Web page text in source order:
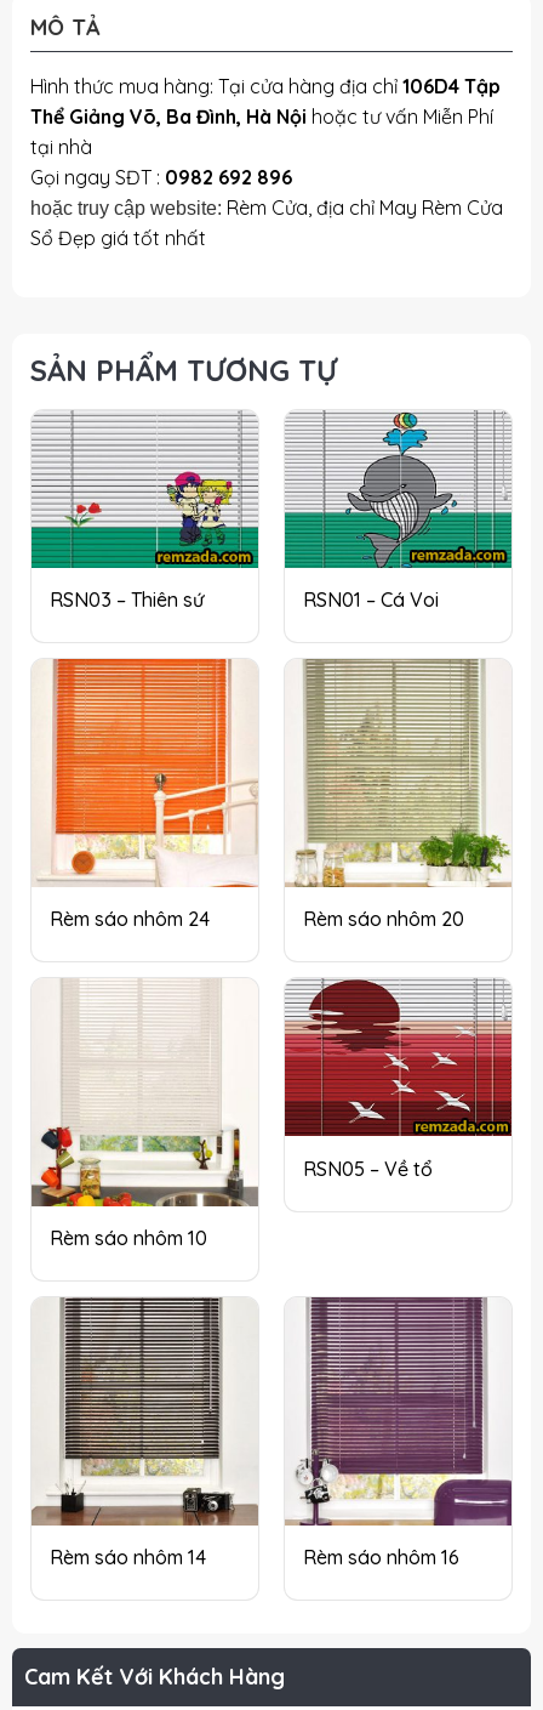
Cam Kết Với Khách Hàng
MÔ TẢ
Hình thức mua hàng: Tại cửa hàng địa chỉ 106D4 Tập
Thể Giảng Võ, Ba Đình, Hà Nội hoặc tư vấn Miễn Phí
tại nhà
Gọi ngay SĐT : 0982 692 896
hoặc truy cập website: Rèm Cửa, địa chỉ May Rèm Cửa
Sổ Đẹp giá tốt nhất
SẢN PHẨM TƯƠNG TỰ
RSN03 – Thiên sứ RSN01 – Cá Voi
Rèm sáo nhôm 24 Rèm sáo nhôm 20
Rèm sáo nhôm 10
RSN05 – Về tổ
Rèm sáo nhôm 14 Rèm sáo nhôm 16